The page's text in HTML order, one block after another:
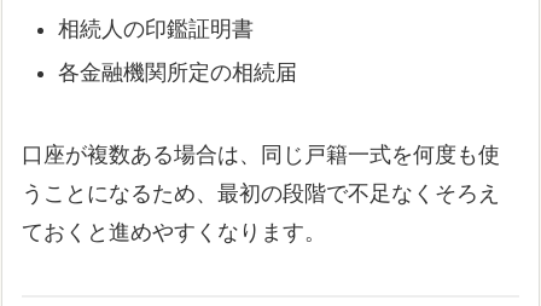
相続人の印鑑証明書
各金融機関所定の相続届
口座が複数ある場合は、同じ戸籍一式を何度も使
うことになるため、最初の段階で不足なくそろえ
ておくと進めやすくなります。